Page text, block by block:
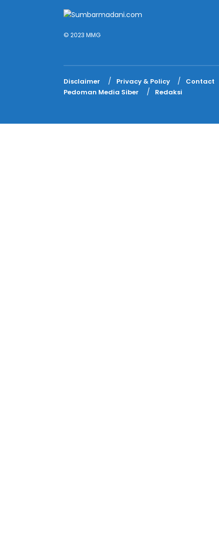
© 2023 MMG
Disclaimer Privacy & Policy
Contact
Pedoman Media Siber
Redaksi